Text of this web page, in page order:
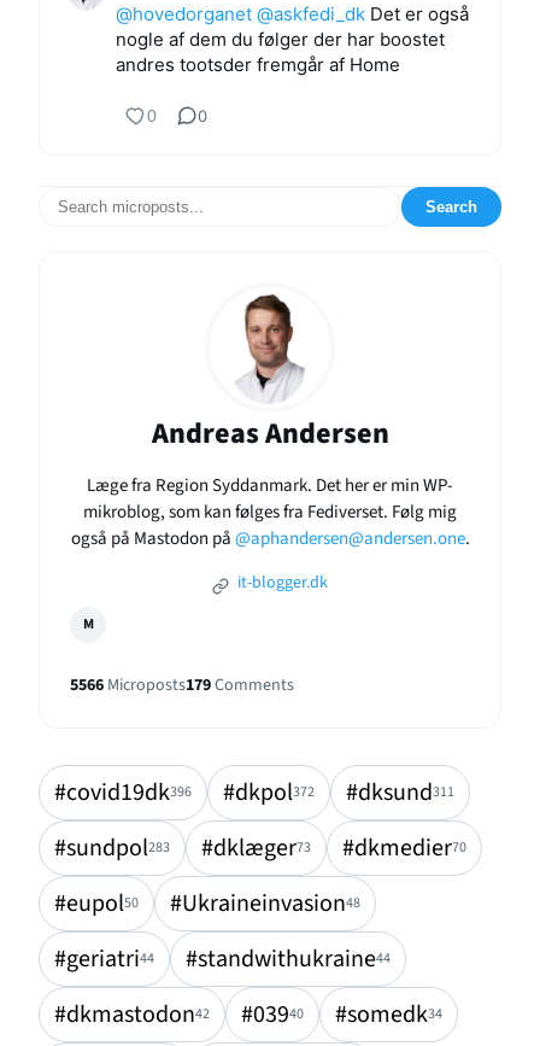
@hovedorganet @askfedi_dk Det er også
nogle af dem du følger der har boostet
andres tootsder fremgår af Home
0 0
Search
Andreas Andersen
Læge fra Region Syddanmark. Det her er min WP-
mikroblog, som kan følges fra Fediverset. Følg mig
også på Mastodon på@aphandersen@andersen.one.
it-blogger.dk
M
5566 Microposts179Comments
#covid19dk396 #dkpol372 #dksund311
#sundpol283 #dklæger73 #dkmedier70
#eupol50 #Ukraineinvasion48
#geriatri44 #standwithukraine44
#dkmastodon42 #03940 #somedk34